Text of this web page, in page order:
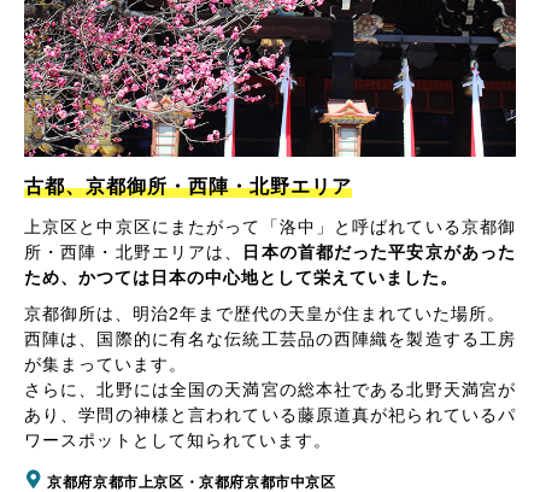
古都、京都御所・西陣・北野エリア
上京区と中京区にまたがって「洛中」と呼ばれている京都御
所・西陣・北野エリアは、
日本の首都だった平安京があった
ため、かつては日本の中心地として栄えていました。
京都御所は、明治2年まで歴代の天皇が住まれていた場所。
西陣は、国際的に有名な伝統工芸品の西陣織を製造する工房
が集まっています。
さらに、北野には全国の天満宮の総本社である北野天満宮が
あり、学問の神様と言われている藤原道真が祀られているパ
ワースポットとして知られています。
京都府京都市上京区・京都府京都市中京区